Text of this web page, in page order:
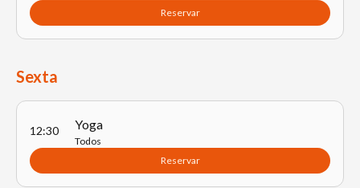
Reservar
Sexta
12:30 Yoga
Todos
Reservar